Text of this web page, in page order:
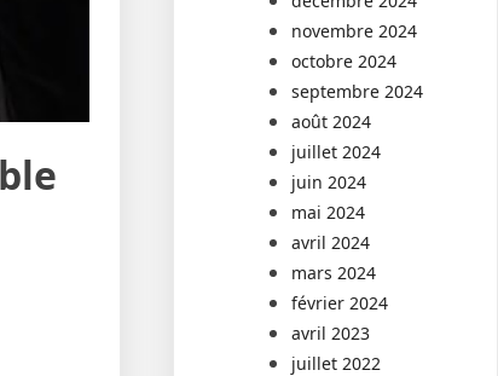
novembre 2024
octobre 2024
septembre 2024
août 2024
juillet 2024
juin 2024
mai 2024
avril 2024
mars 2024
février 2024
avril 2023
juillet 2022